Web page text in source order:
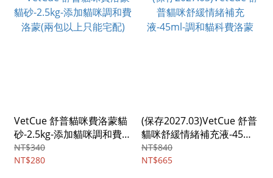
VetCue 舒普貓咪費洛蒙貓
砂-2.5kg-添加貓咪調和費洛
蒙(兩包以上只能宅配)
NT$340
NT$280
(保存2027.03)VetCue 舒普
貓咪舒緩情緒補充液-45ml-
調和貓科費洛蒙
NT$840
NT$665